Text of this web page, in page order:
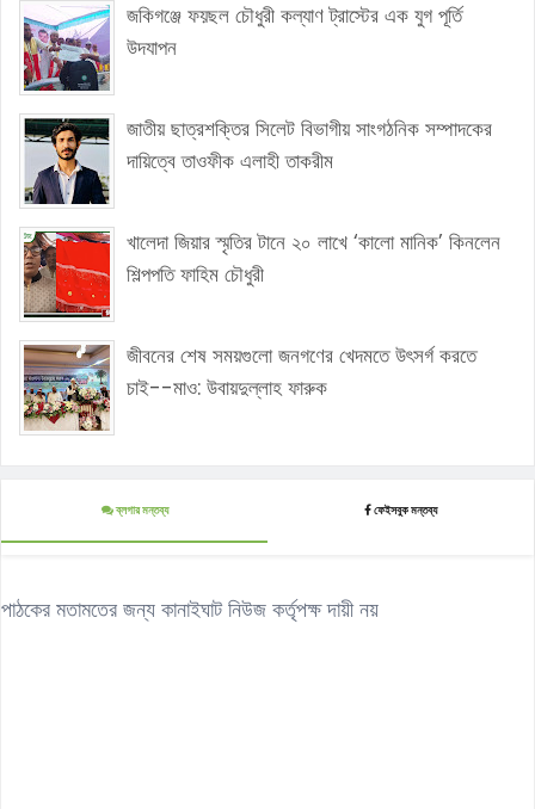
জকিগঞ্জে ফয়ছল চৌধুরী কল্যাণ ট্রাস্টের এক যুগ পূর্তি
উদযাপন
জাতীয় ছাত্রশক্তির সিলেট বিভাগীয় সাংগঠনিক সম্পাদকের
দায়িত্বে তাওফীক এলাহী তাকরীম
খালেদা জিয়ার স্মৃতির টানে ২০ লাখে ‘কালো মানিক’ কিনলেন
শিল্পপতি ফাহিম চৌধুরী
জীবনের শেষ সময়গুলো জনগণের খেদমতে উৎসর্গ করতে
চাই--মাও: উবায়দুল্লাহ ফারুক
ব্লগার মন্তব্য ফেইসবুক মন্তব্য
পাঠকের মতামতের জন্য কানাইঘাট নিউজ কর্তৃপক্ষ দায়ী নয়